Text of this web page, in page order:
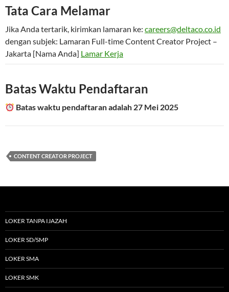
Tata Cara Melamar
Jika Anda tertarik, kirimkan lamaran ke: careers@deltaco.co.id
dengan subjek: Lamaran Full-time Content Creator Project –
Jakarta [Nama Anda] Lamar Kerja
Batas Waktu Pendaftaran
Batas waktu pendaftaran adalah 27 Mei 2025
CONTENT CREATOR PROJECT
LOKER TANPA IJAZAH
LOKER SD/SMP
LOKER SMA
LOKER SMK